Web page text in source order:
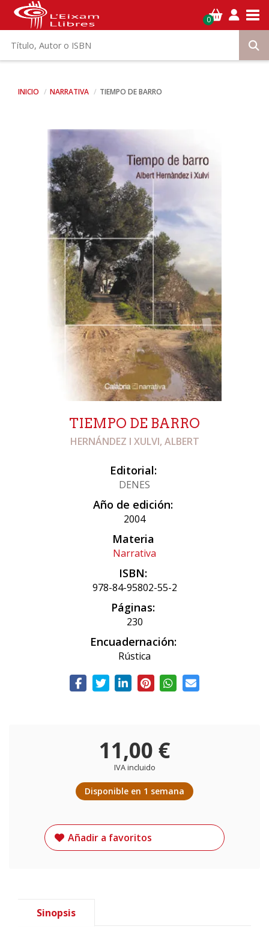
0
INICIO NARRATIVA TIEMPO DE BARRO
TIEMPO DE BARRO
HERNÁNDEZ I XULVI, ALBERT
Editorial:
DENES
Año de edición:
2004
Materia
Narrativa
ISBN:
978-84-95802-55-2
Páginas:
230
Encuadernación:
Rústica
11,00 €
IVA incluido
Disponible en 1 semana
Añadir a favoritos
Sinopsis